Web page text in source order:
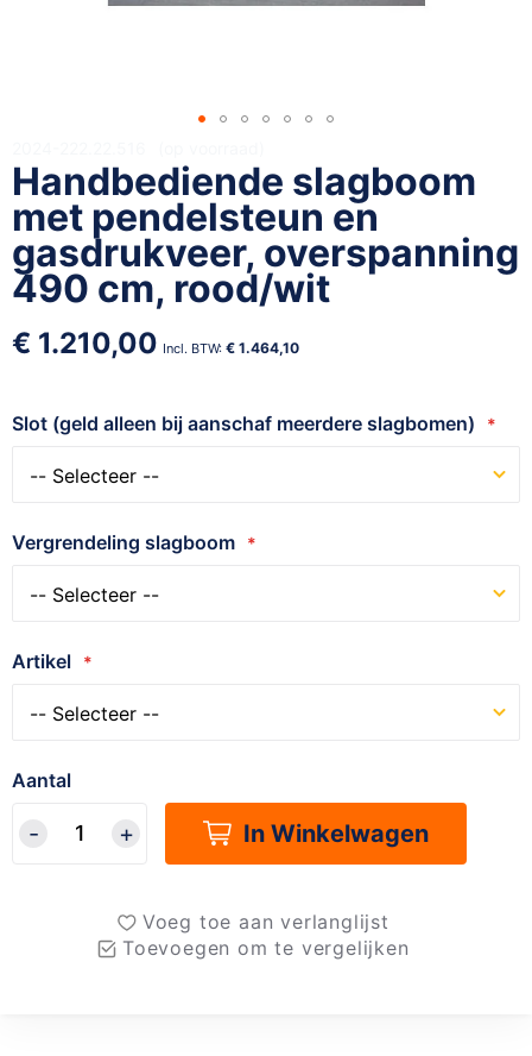
Handbediende slagboom
met pendelsteun en
gasdrukveer, overspanning
490 cm, rood/wit
€ 1.210,00 € 1.464,10
Slot (geld alleen bij aanschaf meerdere slagbomen)
Vergrendeling slagboom
Artikel
Aantal
In Winkelwagen
Voeg toe aan verlanglijst
Toevoegen om te vergelijken
naar
het
begin
van
de
afbeeldingen-
gallerij